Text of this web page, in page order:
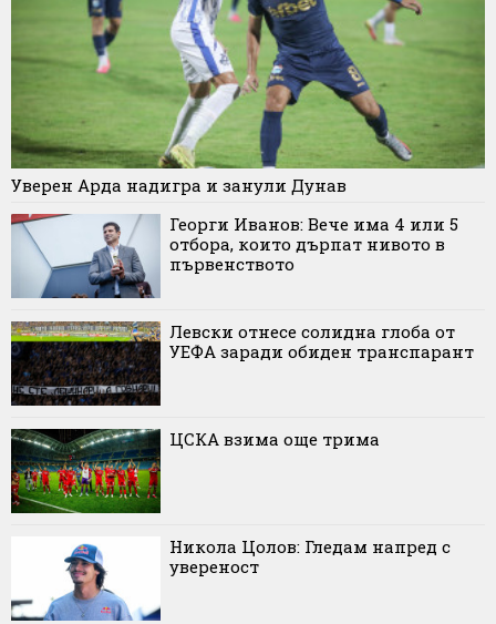
Уверен Арда надигра и занули Дунав
Георги Иванов: Вече има 4 или 5
отбора, които дърпат нивото в
първенството
Левски отнесе солидна глоба от
УЕФА заради обиден транспарант
ЦСКА взима още трима
Никола Цолов: Гледам напред с
увереност